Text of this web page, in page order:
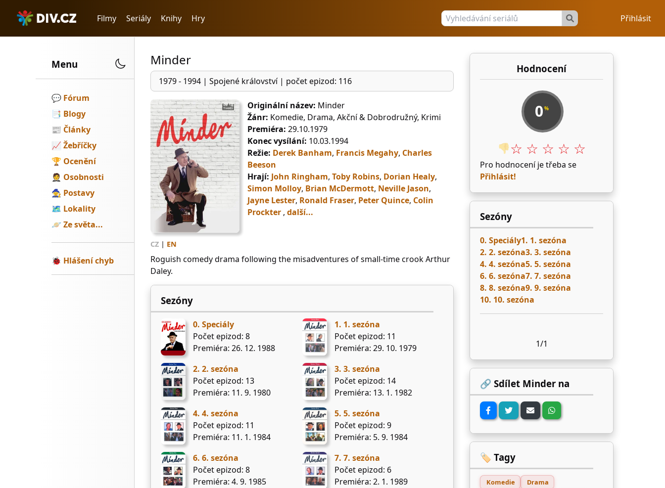
Filmy Seriály Knihy Hry Přihlásit
Menu
💬️ Fórum
📑 Blogy
📰 Články
📈 Žebříčky
🏆 Ocenění
🤵 Osobnosti
🧙 Postavy
🗺 Lokality
🪐 Ze světa...
🐞 Hlášení chyb
Minder
1979 - 1994 | Spojené království| počet epizod: 116
Originální název: Minder
Žánr: Komedie, Drama, Akční & Dobrodružný, Krimi
Premiéra: 29.10.1979
Konec vysílání: 10.03.1994
Režie: Derek Banham, Francis Megahy, Charles
Beeson
Hrají: John Ringham, Toby Robins, Dorian Healy,
Simon Molloy, Brian McDermott, Neville Jason,
Jayne Lester, Ronald Fraser, Peter Quince, Colin
Prockter , další...
CZ | EN
Roguish comedy drama following the misadventures of small-time crook Arthur
Daley.
Sezóny
0. Speciály
Počet epizod: 8
Premiéra: 26. 12. 1988
1. 1. sezóna
Počet epizod: 11
Premiéra: 29. 10. 1979
2. 2. sezóna
Počet epizod: 13
Premiéra: 11. 9. 1980
3. 3. sezóna
Počet epizod: 14
Premiéra: 13. 1. 1982
4. 4. sezóna
Počet epizod: 11
Premiéra: 11. 1. 1984
5. 5. sezóna
Počet epizod: 9
Premiéra: 5. 9. 1984
6. 6. sezóna
Počet epizod: 8
Premiéra: 4. 9. 1985
7. 7. sezóna
Počet epizod: 6
Premiéra: 2. 1. 1989
Hodnocení
0 %
👎☆ ☆ ☆ ☆ ☆
Pro hodnocení je třeba se
Přihlásit!
Sezóny
0. Speciály1. 1. sezóna
2. 2. sezóna3. 3. sezóna
4. 4. sezóna5. 5. sezóna
6. 6. sezóna7. 7. sezóna
8. 8. sezóna9. 9. sezóna
10. 10. sezóna
1/1
🔗 Sdílet Minder na
🏷️ Tagy
Komedie
Drama